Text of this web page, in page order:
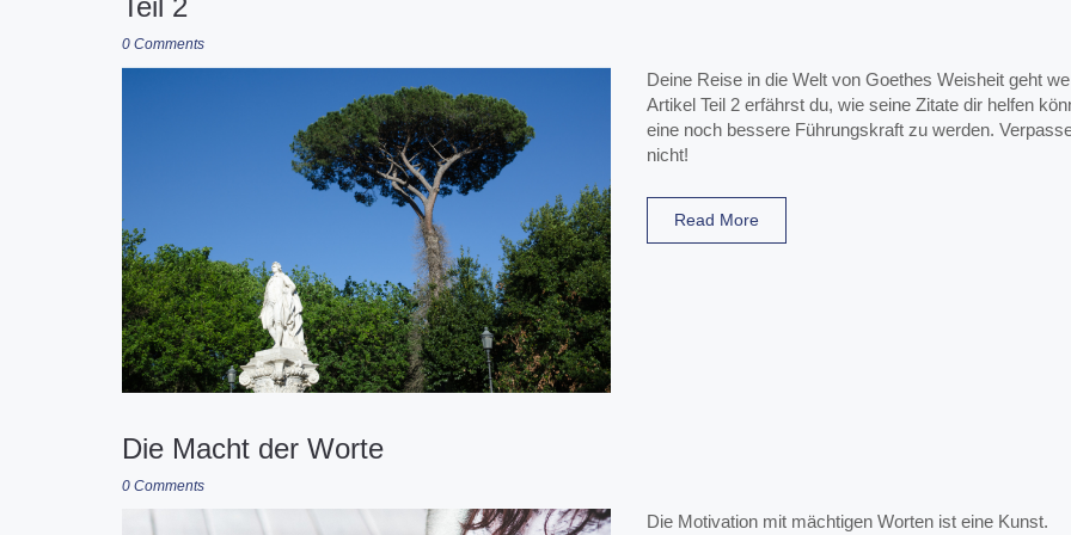
Teil 2
0 Comments
Deine Reise in die Welt von Goethes Weisheit geht
Artikel Teil 2 erfährst du, wie seine Zitate dir helfen
eine noch bessere Führungskraft zu werden.
nicht!
Read More
Die Macht der Worte
0 Comments
Die Motivation mit mächtigen Worten ist eine Kunst.